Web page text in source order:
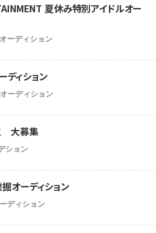
夏休み特別アイドルオー
ーディション
ィション
ーディション
大募集
ション
オーディション
ディション